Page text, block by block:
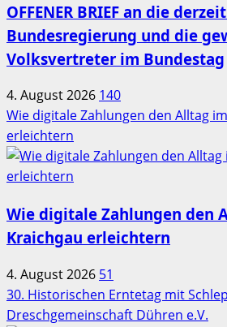
OFFENER BRIEF an die
Bundesregierung und die
Volksvertreter im Bundestag
4. August 2026 140
Wie digitale Zahlungen den Alltag
erleichtern
Wie digitale Zahlungen den
Kraichgau erleichtern
4. August 2026 51
30. Historischen Erntetag mit
Dreschgemeinschaft Dühren e.V.